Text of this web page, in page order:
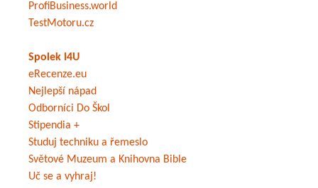
ProfiBusiness.world
TestMotoru.cz
Spolek I4U
eRecenze.eu
Nejlepší nápad
Odborníci Do Škol
Stipendia +
Studuj techniku a řemeslo
Světové Muzeum a Knihovna Bible
Uč se a vyhraj!